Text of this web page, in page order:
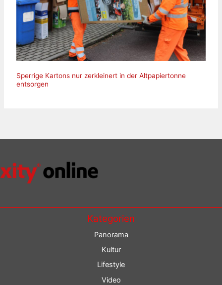
Sperrige Kartons nur zerkleinert in der Altpapiertonne
entsorgen
Kategorien
Panorama
Kultur
Lifestyle
Video